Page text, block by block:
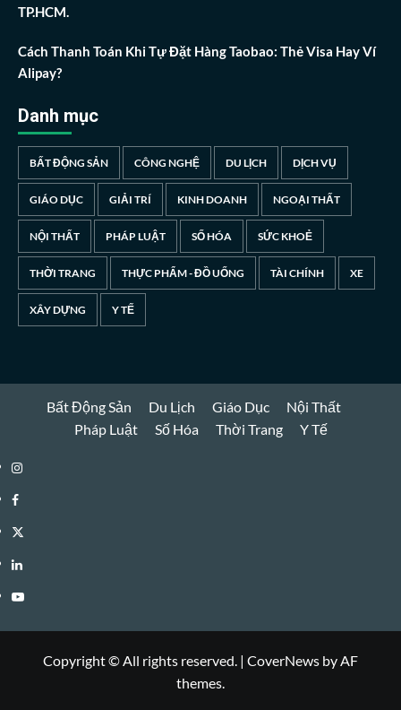
TP.HCM.
Cách Thanh Toán Khi Tự Đặt Hàng Taobao: Thẻ Visa Hay Ví
Alipay?
Danh mục
BẤT ĐỘNG SẢN CÔNG NGHỆ DU LỊCH DỊCH VỤ
GIÁO DỤC GIẢI TRÍ KINH DOANH NGOẠI THẤT
NỘI THẤT PHÁP LUẬT SỐ HÓA SỨC KHOẺ
THỜI TRANG THỰC PHẨM - ĐỒ UỐNG TÀI CHÍNH XE
XÂY DỰNG Y TẾ
Bất Động Sản Du Lịch Giáo Dục
Nội Thất
Pháp Luật
Số Hóa Thời Trang Y Tế
Instagram
Facebook
Twitter
Linkedin
Youtube
Copyright © All rights reserved. | CoverNews by AF
themes.